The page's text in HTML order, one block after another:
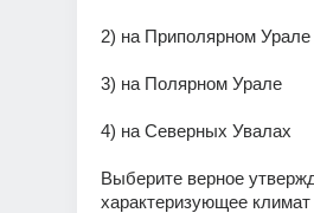
2) на Приполярном Урале
3) на Полярном Урале
4) на Северных Увалах
Выберите верное
характеризующее климат